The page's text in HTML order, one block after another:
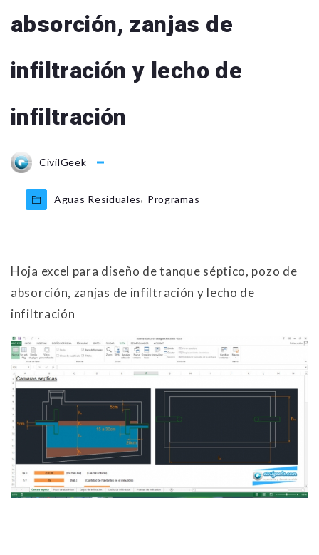
absorción, zanjas de
infiltración y lecho de
infiltración
CivilGeek
Aguas Residuales, Programas
Hoja excel para diseño de tanque séptico, pozo de
absorción, zanjas de infiltración y lecho de
infiltración